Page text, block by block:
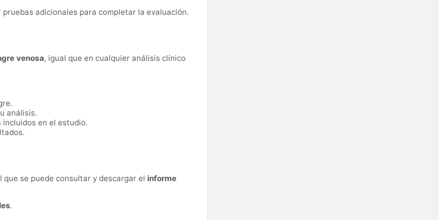
adicionales para completar la evaluación.
venosa, igual que en cualquier análisis clínico
análisis.
en el estudio.
se puede consultar y descargar el informe
.